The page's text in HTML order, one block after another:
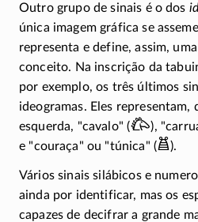
Outro grupo de sinais é o dos
única imagem gráfica se
representa e define, assim,
conceito. Na inscrição da
por exemplo, os três últimos
ideogramas. Eles representam,
esquerda,
cavalo (𐂃),
e
couraça ou túnica (𐂪).
Vários sinais silábicos e
ainda por identificar, mas os
capazes de decifrar a grande